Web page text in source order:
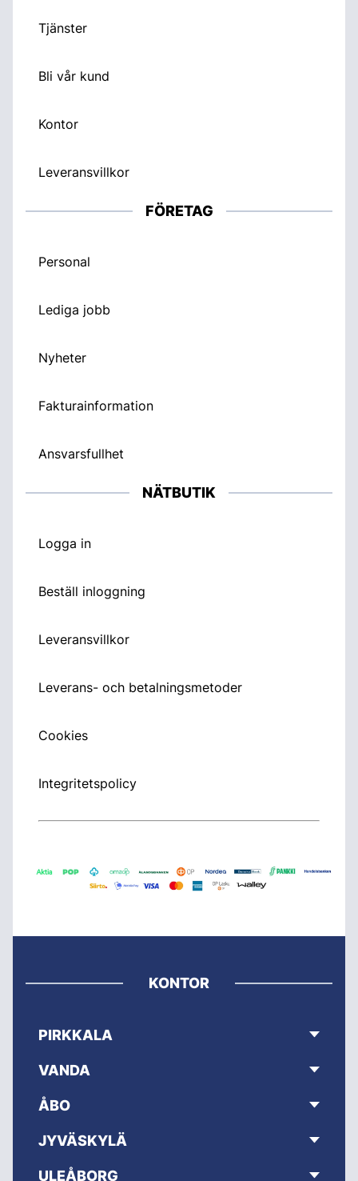
Tjänster
Bli vår kund
Kontor
Leveransvillkor
FÖRETAG
Personal
Lediga jobb
Nyheter
Fakturainformation
Ansvarsfullhet
NÄTBUTIK
Logga in
Beställ inloggning
Leveransvillkor
Leverans- och betalningsmetoder
Cookies
Integritetspolicy
KONTOR
PIRKKALA
VANDA
ÅBO
JYVÄSKYLÄ
ULEÅBORG